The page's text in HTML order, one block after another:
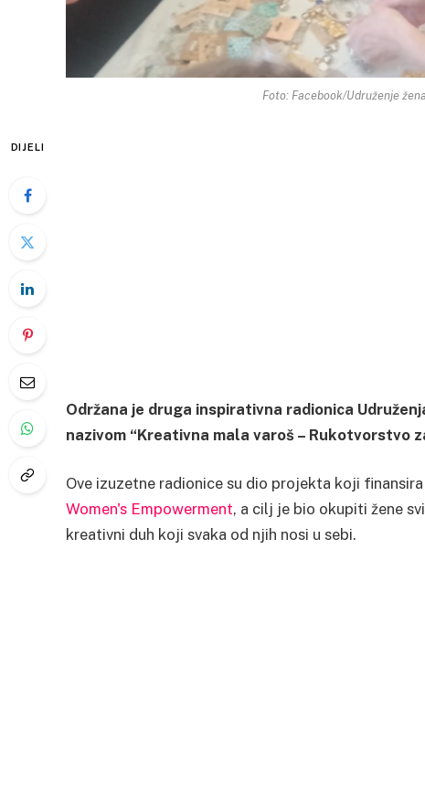
Foto: Facebook/Udruženje
DIJELI
Održana je druga inspirativna radionica
nazivom “Kreativna mala varoš – Rukotvorstvo
Ove izuzetne radionice su dio projekta koji finansira
Women's Empowerment, a cilj je bio okupiti žene
kreativni duh koji svaka od njih nosi u sebi.